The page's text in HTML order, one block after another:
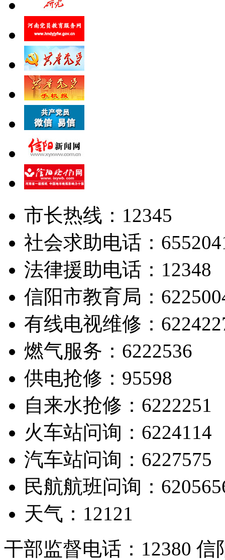
市长热线：12345
社会求助电话：
法律援助电话：12348
信阳市教育局：
有线电视维修：
燃气服务：6222536
供电抢修：95598
自来水抢修：6222251
火车站问询：6224114
汽车站问询：6227575
民航航班问询：
天气：12121
干部监督电话：12380